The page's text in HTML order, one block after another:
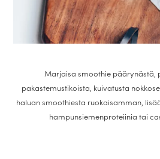
Marjaisa smoothie päärynästä,
pakastemustikoista, kuivatusta
haluan smoothiesta ruokaisamman,
hampunsiemenproteiinia tai